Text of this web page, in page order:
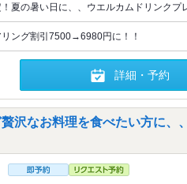
夏の暑い日に、、ウエルカムドリンクプ
ング割引7500→6980円に！！
詳細・予約
沢なお料理を食べたい方に、